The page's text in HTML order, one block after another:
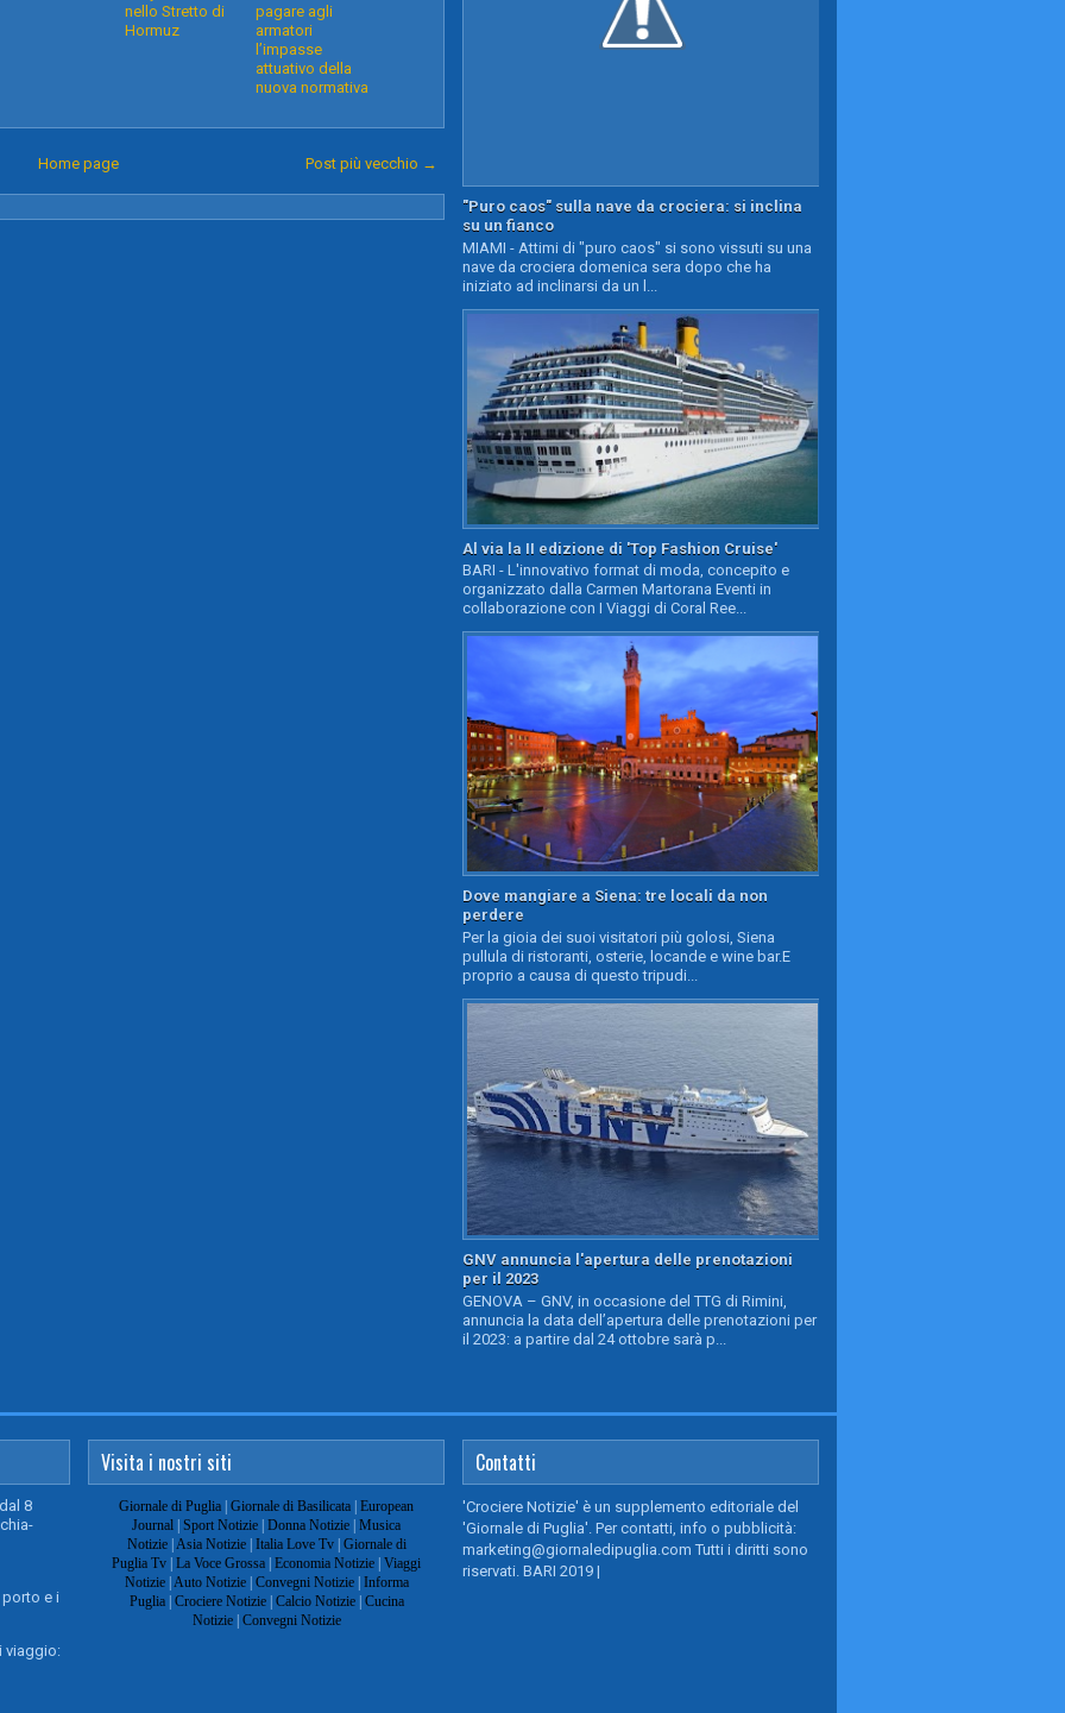
nello Stretto di
Hormuz
pagare agli
armatori
l’impasse
attuativo della
nuova normativa
Post più vecchio →
Home page
"Puro caos" sulla nave da crociera: si inclina
su un fianco
MIAMI - Attimi di "puro caos" si sono vissuti su una
nave da crociera domenica sera dopo che ha
iniziato ad inclinarsi da un l...
Al via la II edizione di 'Top Fashion Cruise'
BARI - L'innovativo format di moda, concepito e
organizzato dalla Carmen Martorana Eventi in
collaborazione con I Viaggi di Coral Ree...
Dove mangiare a Siena: tre locali da non
perdere
Per la gioia dei suoi visitatori più golosi, Siena
pullula di ristoranti, osterie, locande e wine bar.E
proprio a causa di questo tripudi...
GNV annuncia l'apertura delle prenotazioni
per il 2023
GENOVA – GNV, in occasione del TTG di Rimini,
annuncia la data dell’apertura delle prenotazioni per
il 2023: a partire dal 24 ottobre sarà p...
8
e i
viaggio:
Visita i nostri siti
Giornale di Puglia | Giornale di Basilicata | European
Journal | Sport Notizie | Donna Notizie | Musica
Notizie| Asia Notizie| Italia Love Tv| Giornale di
Puglia Tv | La Voce Grossa | Economia Notizie | Viaggi
Notizie| Auto Notizie| Convegni Notizie| Informa
Puglia| Crociere Notizie| Calcio Notizie| Cucina
Notizie| Convegni Notizie
Contatti
'Crociere Notizie' è un supplemento editoriale del
'Giornale di Puglia'. Per contatti, info o pubblicità:
marketing@giornaledipuglia.com Tutti i diritti sono
riservati. BARI 2019 |